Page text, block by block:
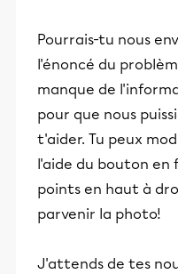
Pourrais-tu nous
l'énoncé du
manque de
pour que nous
t'aider. Tu peux
l'aide du bouton
points en haut à
parvenir la photo!
J'attends de tes